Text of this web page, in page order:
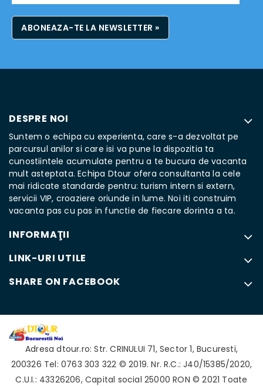
ABONEAZA-TE LA NEWSLETTER »
DESPRE NOI
Suntem o echipa cu experienta, care s-a dezvoltat pe
parcursul anilor si care isi va pune la dispozitia ta
cunostiintele acumulate pentru a te bucura de vacanta
mult asteptata. Echipa Dtour ofera consultanta la cele
mai ridicate standarde pentru: turism intern si extern,
servicii VIP, croaziere oriunde in lume. Noi iti construim
vacanta pas cu pas in functie de fiecare dorinta a ta.
INFORMAŢII
LINK-URI UTILE
SHARE ON FACEBOOK
Adresadtour.ro:Str. CRINULUI 71, Sector 1,Bucuresti,
200326 Tel: 0763 303 322 © 2019. Nr. R.C.: J40/15385/2020,
C.U.I.: 43326206, Capital social 25000 RON © 2021 Toate